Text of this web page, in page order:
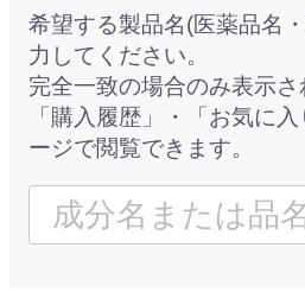
希望する製品名(医薬品名
力してください。
完全一致の場合のみ表示さ
「購入履歴」・「お気に
ージで閲覧できます。